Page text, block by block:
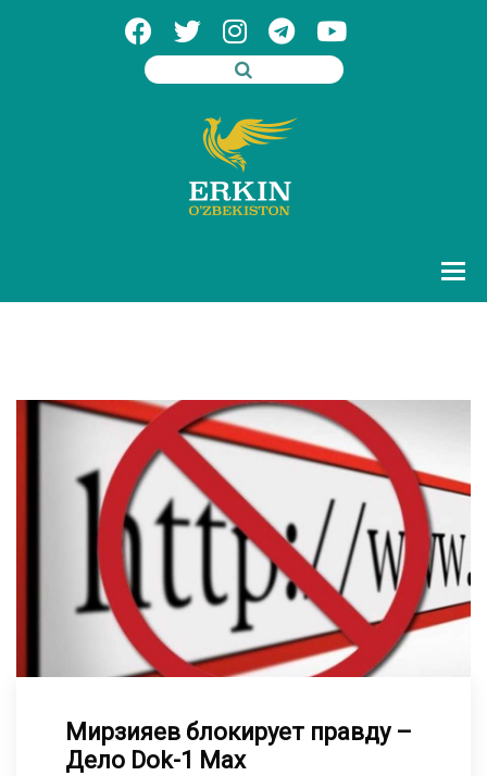
Мирзияев блокирует правду –
Дело Dok-1 Max